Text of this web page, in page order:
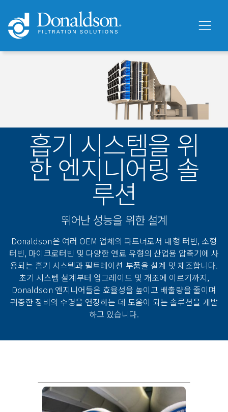
흡기 시스템을 위
한 엔지니어링 솔
루션
뛰어난 성능을 위한 설계
Donaldson은 여러 OEM 업체의 파트너로서 대형 터빈, 소형
터빈, 마이크로터빈 및 다양한 연료 유형의 산업용 압축기에 사
용되는 흡기 시스템과 필트레이션 부품을 설계 및 제조합니다.
초기 시스템 설계부터 업그레이드 및 개조에 이르기까지,
Donaldson 엔지니어들은 효율성을 높이고 배출량을 줄이며
귀중한 장비의 수명을 연장하는 데 도움이 되는 솔루션을 개발
하고 있습니다.